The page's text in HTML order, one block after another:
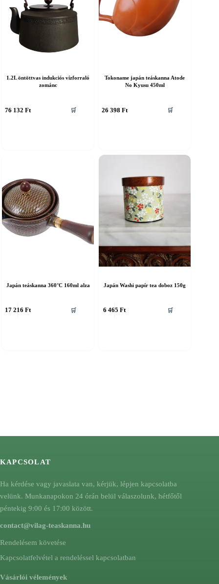
1.2L öntöttvas indukciós vízforraló
zománc
76 132 Ft 🛒
Tokoname japán teáskanna Atode
No Kyusu 450ml
26 398 Ft 🛒
Japán teáskanna 360°C 160ml alza
17 216 Ft 🛒
Japán Washi papír tea doboz 150g
6 465Ft 🛒
KAPCSOLAT
Ha kérdése vagy javaslata van, kérjük, lépjen kapcsolatba
velünk. Munkanapokon 24 órán belül válaszolunk, hétfőtől
péntekig 9:00 és 17:00 között.
contact@vilag-teaskanna.hu
Rendelésem követése
Kapcsolatfelvétel a rendeléssel kapcsolatban
Vásárlói vélemények